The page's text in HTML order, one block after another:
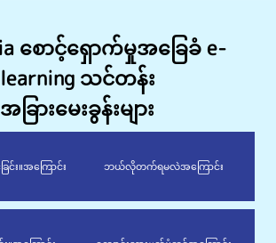
စောင့်ရှောက်မှုအခြေခံ e-
learning သင်တန်း
အခြားမေးခွန်းများ
င်း။အကြောင်း ဘယ်လိုတက်ရမလဲအကြောင်း